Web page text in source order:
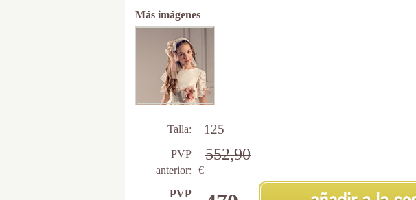
Más imágenes
Talla: 125
PVP
anterior:
552,90
€
PVP